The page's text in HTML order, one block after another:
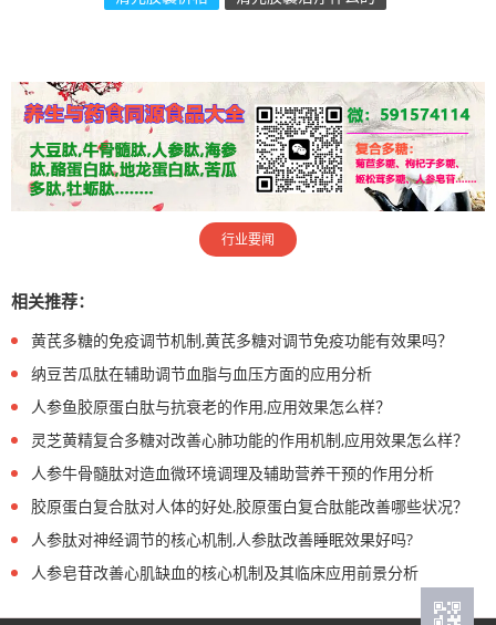
行业要闻
相关推荐：
黄芪多糖的免疫调节机制,黄芪多糖对调节免疫功能有效果吗？
纳豆苦瓜肽在辅助调节血脂与血压方面的应用分析
人参鱼胶原蛋白肽与抗衰老的作用,应用效果怎么样？
灵芝黄精复合多糖对改善心肺功能的作用机制,应用效果怎么样？
人参牛骨髓肽对造血微环境调理及辅助营养干预的作用分析
胶原蛋白复合肽对人体的好处,胶原蛋白复合肽能改善哪些状况？
人参肽对神经调节的核心机制,人参肽改善睡眠效果好吗?
人参皂苷改善心肌缺血的核心机制及其临床应用前景分析